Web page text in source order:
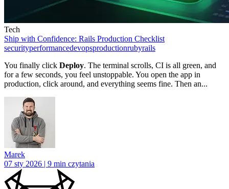
Tech
Ship with Confidence: Rails Production Checklist
securityperformancedevopsproductionrubyrails
You finally click Deploy. The terminal scrolls, CI is all green, and
for a few seconds, you feel unstoppable. You open the app in
production, click around, and everything seems fine. Then an...
Marek
07 sty 2026 | 9 min czytania